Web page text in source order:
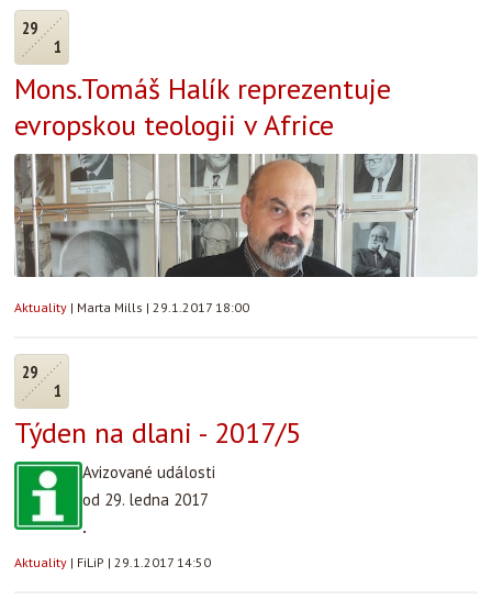
29
1
Mons.Tomáš Halík reprezentuje
evropskou teologii v Africe
Aktuality | Marta Mills | 29.1.2017 18:00
29
1
Týden na dlani - 2017/5
Avizované události
od 29. ledna 2017
.
Aktuality | FiLiP | 29.1.2017 14:50